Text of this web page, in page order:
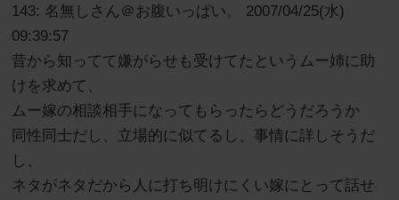
143: 名無しさん＠お腹いっぱい。 2007/04/25(水)
09:39:57
昔から知ってて嫌がらせも受けてたというムー姉に助
けを求めて、
ムー嫁の相談相手になってもらったらどうだろうか
同性同士だし、立場的に似てるし、事情に詳しそうだ
し、
ネタがネタだから人に打ち明けにくい嫁にとって話せ